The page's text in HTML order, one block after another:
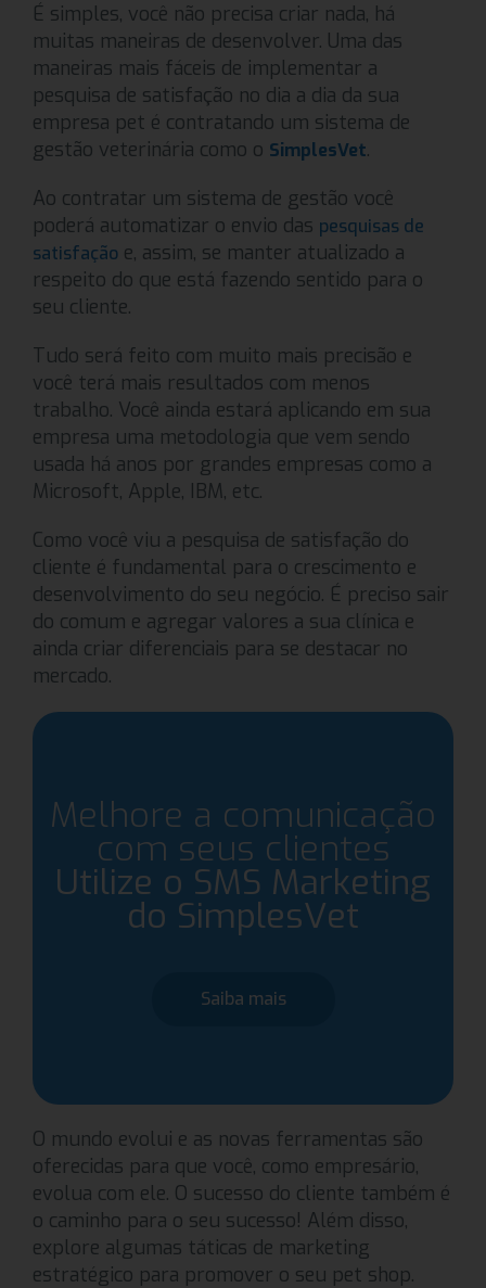
É simples, você não precisa criar nada, há
muitas maneiras de desenvolver. Uma das
maneiras mais fáceis de implementar a
pesquisa de satisfação no dia a dia da sua
empresa pet é contratando um sistema de
gestão veterinária como o SimplesVet.
Ao contratar um sistema de gestão você
poderá automatizar o envio das pesquisas de
satisfação e, assim, se manter atualizado a
respeito do que está fazendo sentido para o
seu cliente.
Tudo será feito com muito mais precisão e
você terá mais resultados com menos
trabalho. Você ainda estará aplicando em sua
empresa uma metodologia que vem sendo
usada há anos por grandes empresas como a
Microsoft, Apple, IBM, etc.
Como você viu a pesquisa de satisfação do
cliente é fundamental para o crescimento e
desenvolvimento do seu negócio. É preciso sair
do comum e agregar valores a sua clínica e
ainda criar diferenciais para se destacar no
mercado.
Melhore a comunicação
com seus clientes
Utilize o SMS Marketing
do SimplesVet
Saiba mais
O mundo evolui e as novas ferramentas são
oferecidas para que você, como empresário,
evolua com ele. O sucesso do cliente também é
o caminho para o seu sucesso! Além disso,
explore algumas táticas de marketing
estratégico para promover o seu pet shop.